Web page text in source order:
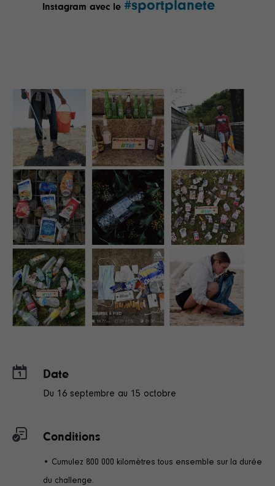
Instagram avec le #sportplanete
Date
Du 16 septembre au 15 octobre
Conditions
• Cumulez 800 000 kilomètres tous ensemble sur la durée
du challenge.